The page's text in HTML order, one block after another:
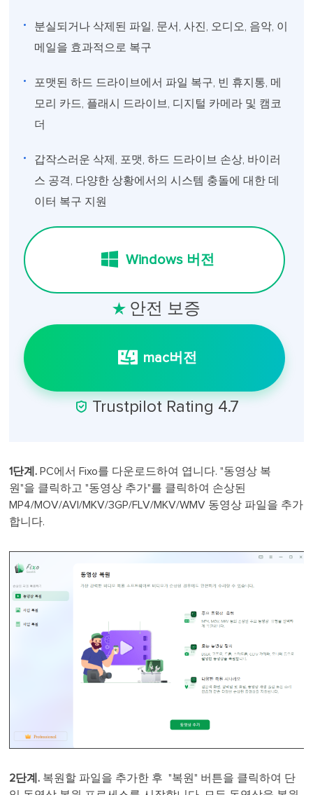
분실되거나 삭제된 파일, 문서, 사진, 오디오, 음악, 이
메일을 효과적으로 복구
포맷된 하드 드라이브에서 파일 복구, 빈 휴지통, 메
모리 카드, 플래시 드라이브, 디지털 카메라 및 캠코
더
갑작스러운 삭제, 포맷, 하드 드라이브 손상, 바이러
스 공격, 다양한 상황에서의 시스템 충돌에 대한 데
이터 복구 지원
Windows 버전
 안전 보증
mac버전
 Trustpilot Rating 4.7
1단계. PC에서 Fixo를 다운로드하여 엽니다. "동영상 복
원"을 클릭하고 "동영상 추가"를 클릭하여 손상된
MP4/MOV/AVI/MKV/3GP/FLV/MKV/WMV 동영상 파일을 추가
합니다.
2단계. 복원할 파일을 추가한 후 "복원" 버튼을 클릭하여 단